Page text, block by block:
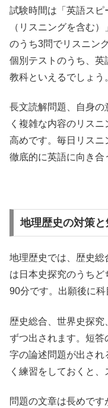
試験時間は「英語ス
（リスニングを含む
のうち3問でリスニン
個別テストのうち、
教科といえるでしょう
長文読解問題、自身
く複雑な内容のリス
高めです。毎日リスニ
徹底的に英語に向き合
地理歴史の対策
地理歴史では、歴史総
は日本史探究のうち
90分です。出願後に科
歴史総合、世界史探
ずつ出されます。短
字の論述問題が出さ
く練習をしておくと、
問題の文章は長めで